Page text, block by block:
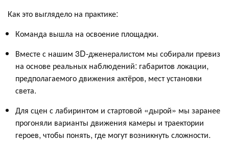
Как это выглядело на практике:
Команда вышла на освоение площадки.
Вместе с нашим 3D-дженералистом мы собирали превиз
на основе реальных наблюдений: габаритов локации,
предполагаемого движения актёров, мест установки
света.
Для сцен с лабиринтом и стартовой «дырой» мы заранее
прогоняли варианты движения камеры и траектории
героев, чтобы понять, где могут возникнуть сложности.